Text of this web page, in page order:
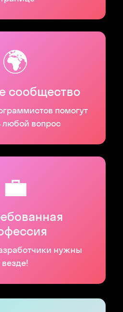
🌍
сообщество
помогут
любой вопрос
💼
нужны
везде!